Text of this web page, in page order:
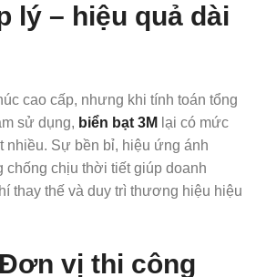
lý – hiệu quả dài
cao cấp, nhưng khi tính toán tổng
sử dụng, biển bạt 3M lại có mức
nhiều. Sự bền bỉ, hiệu ứng ánh
chống chịu thời tiết giúp doanh
thay thế và duy trì thương hiệu hiệu
vị thi công